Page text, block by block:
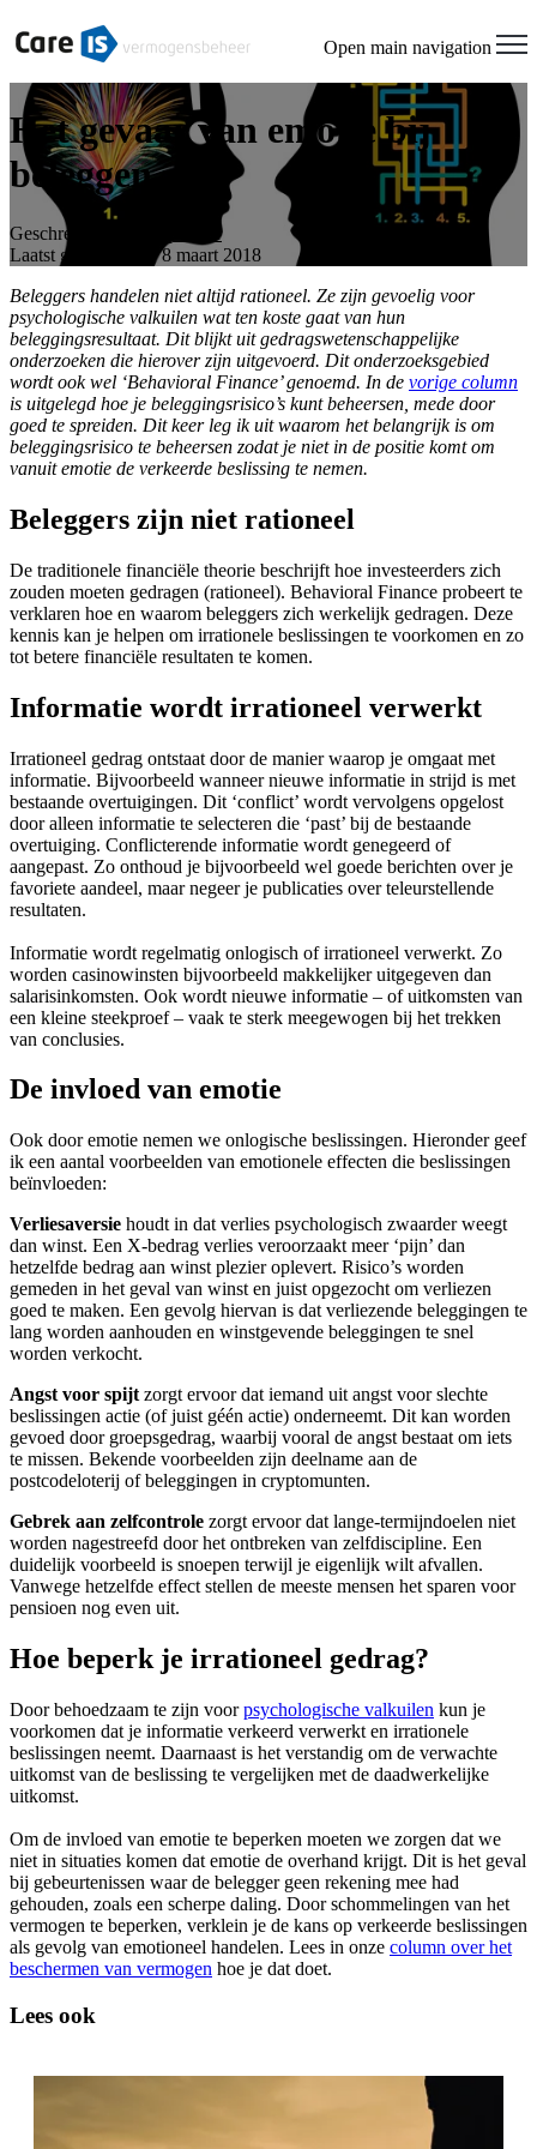
Open main navigation
Het gevaar van emotie bij
beleggen
Geschreven door
Jaap Steur
Laatst geüpdatet op 8 maart 2018
Beleggers handelen niet altijd rationeel. Ze zijn gevoelig voor
psychologische valkuilen wat ten koste gaat van hun
beleggingsresultaat. Dit blijkt uit gedragswetenschappelijke
onderzoeken die hierover zijn uitgevoerd. Dit onderzoeksgebied
wordt ook wel ‘Behavioral Finance’ genoemd. In de vorige column
is uitgelegd hoe je beleggingsrisico’s kunt beheersen, mede door
goed te spreiden. Dit keer leg ik uit waarom het belangrijk is om
beleggingsrisico te beheersen zodat je niet in de positie komt om
vanuit emotie de verkeerde beslissing te nemen.
Beleggers zijn niet rationeel
De traditionele financiële theorie beschrijft hoe investeerders zich
zouden moeten gedragen (rationeel). Behavioral Finance probeert te
verklaren hoe en waarom beleggers zich werkelijk gedragen. Deze
kennis kan je helpen om irrationele beslissingen te voorkomen en zo
tot betere financiële resultaten te komen.
Informatie wordt irrationeel verwerkt
Irrationeel gedrag ontstaat door de manier waarop je omgaat met
informatie. Bijvoorbeeld wanneer nieuwe informatie in strijd is met
bestaande overtuigingen. Dit ‘conflict’ wordt vervolgens opgelost
door alleen informatie te selecteren die ‘past’ bij de bestaande
overtuiging. Conflicterende informatie wordt genegeerd of
aangepast. Zo onthoud je bijvoorbeeld wel goede berichten over je
favoriete aandeel, maar negeer je publicaties over teleurstellende
resultaten.
Informatie wordt regelmatig onlogisch of irrationeel verwerkt. Zo
worden casinowinsten bijvoorbeeld makkelijker uitgegeven dan
salarisinkomsten. Ook wordt nieuwe informatie – of uitkomsten van
een kleine steekproef – vaak te sterk meegewogen bij het trekken
van conclusies.
De invloed van emotie
Ook door emotie nemen we onlogische beslissingen. Hieronder geef
ik een aantal voorbeelden van emotionele effecten die beslissingen
beïnvloeden:
Verliesaversie houdt in dat verlies psychologisch zwaarder weegt
dan winst. Een X-bedrag verlies veroorzaakt meer ‘pijn’ dan
hetzelfde bedrag aan winst plezier oplevert. Risico’s worden
gemeden in het geval van winst en juist opgezocht om verliezen
goed te maken. Een gevolg hiervan is dat verliezende beleggingen te
lang worden aanhouden en winstgevende beleggingen te snel
worden verkocht.
Angst voor spijt zorgt ervoor dat iemand uit angst voor slechte
beslissingen actie (of juist géén actie) onderneemt. Dit kan worden
gevoed door groepsgedrag, waarbij vooral de angst bestaat om iets
te missen. Bekende voorbeelden zijn deelname aan de
postcodeloterij of beleggingen in cryptomunten.
Gebrek aan zelfcontrole zorgt ervoor dat lange-termijndoelen niet
worden nagestreefd door het ontbreken van zelfdiscipline. Een
duidelijk voorbeeld is snoepen terwijl je eigenlijk wilt afvallen.
Vanwege hetzelfde effect stellen de meeste mensen het sparen voor
pensioen nog even uit.
Hoe beperk je irrationeel gedrag?
Door behoedzaam te zijn voorpsychologische valkuilen kun je
voorkomen dat je informatie verkeerd verwerkt en irrationele
beslissingen neemt. Daarnaast is het verstandig om de verwachte
uitkomst van de beslissing te vergelijken met de daadwerkelijke
uitkomst.
Om de invloed van emotie te beperken moeten we zorgen dat we
niet in situaties komen dat emotie de overhand krijgt. Dit is het geval
bij gebeurtenissen waar de belegger geen rekening mee had
gehouden, zoals een scherpe daling. Door schommelingen van het
vermogen te beperken, verklein je de kans op verkeerde beslissingen
als gevolg van emotioneel handelen. Lees in onze column over het
beschermen van vermogen hoe je dat doet.
Lees ook